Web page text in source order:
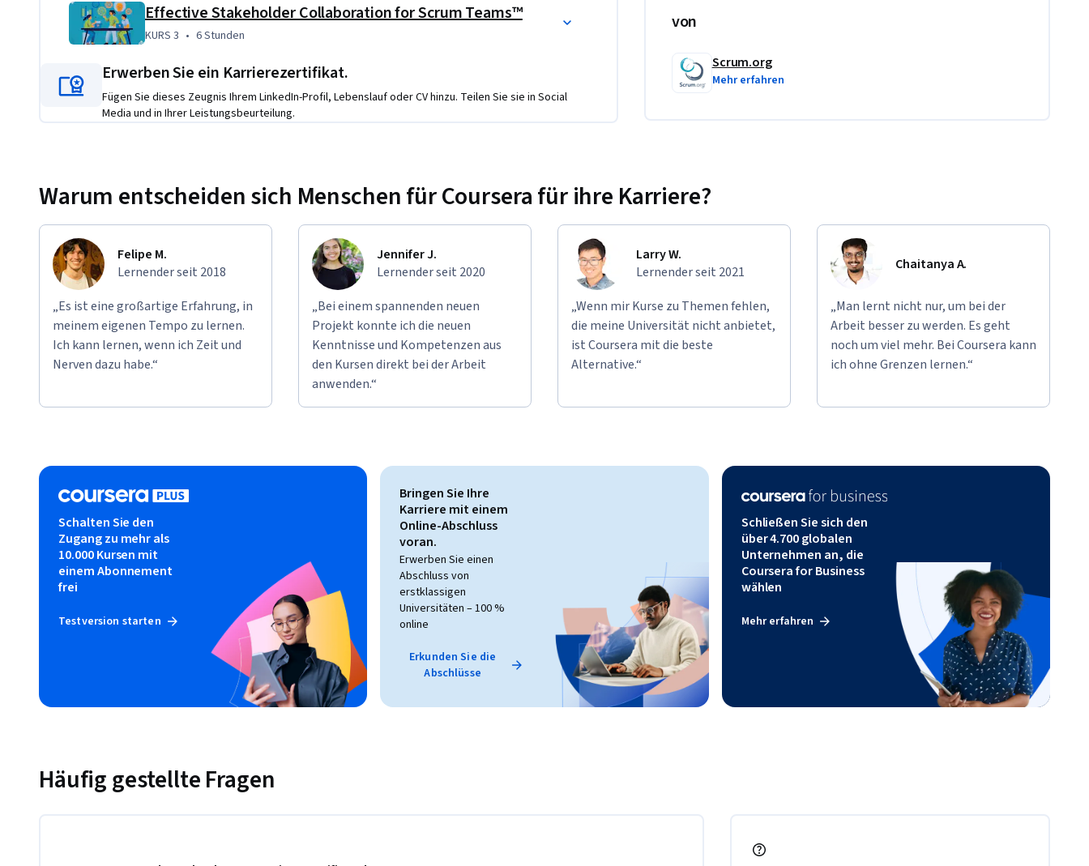
Effective Stakeholder Collaboration for Scrum Teams™
KURS 3 6 Stunden
KURS 3 • 6 Stunden
Erwerben Sie ein Karrierezertifikat.
Fügen Sie dieses Zeugnis Ihrem LinkedIn-Profil, Lebenslauf oder CV hinzu. Teilen Sie sie in Social
Media und in Ihrer Leistungsbeurteilung.
von
Scrum.org
Mehr erfahren
Warum entscheiden sich Menschen für Coursera für ihre Karriere?
Felipe M.
Lernender seit 2018
„Es ist eine großartige Erfahrung, in
meinem eigenen Tempo zu lernen.
Ich kann lernen, wenn ich Zeit und
Nerven dazu habe.“
Jennifer J.
Lernender seit 2020
„Bei einem spannenden neuen
Projekt konnte ich die neuen
Kenntnisse und Kompetenzen aus
den Kursen direkt bei der Arbeit
anwenden.“
Larry W.
Lernender seit 2021
„Wenn mir Kurse zu Themen fehlen,
die meine Universität nicht anbietet,
ist Coursera mit die beste
Alternative.“
Chaitanya A.
„Man lernt nicht nur, um bei der
Arbeit besser zu werden. Es geht
noch um viel mehr. Bei Coursera kann
ich ohne Grenzen lernen.“
Schalten Sie den
Zugang zu mehr als
10.000 Kursen mit
einem Abonnement
frei
Testversion starten
Bringen Sie Ihre
Karriere mit einem
Online-Abschluss
voran.
Erwerben Sie einen
Abschluss von
erstklassigen
Universitäten – 100 %
online
Erkunden Sie die
Abschlüsse
Schließen Sie sich den
über 4.700 globalen
Unternehmen an, die
Coursera for Business
wählen
Mehr erfahren
Häufig gestellte Fragen